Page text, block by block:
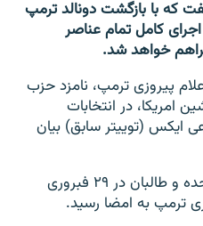
اروپای آزاد
امسال گفت که با بازگشت دونالد ترمپ
کامل تمام عناصر
خواهد شد.
پیروزی ترمپ، نامزد حزب
امریکا، در انتخابات
ایکس (توییتر سابق) بیان
توافقنامۀ دوحه میان ایالات متحده و طالبان در ۲۹ فبروری